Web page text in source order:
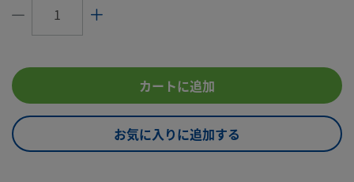
UNSPSC (10.0)
40141734
UNSPSC (15.1)
40141734
UNSPSC (17.1001)
39120000
カートに追加
お気に入りに追加する